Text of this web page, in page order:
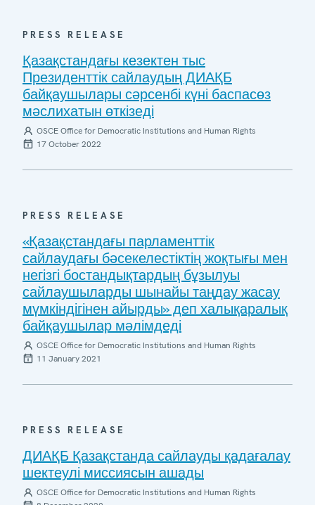
PRESS RELEASE
Қазақстандағы кезектен тыс
Президенттік сайлаудың ДИАҚБ
байқаушылары сәрсенбі күні баспасөз
мәслихатын өткізеді
OSCE Office for Democratic Institutions and Human Rights
17 October 2022
PRESS RELEASE
«Қазақстандағы парламенттік
сайлаудағы бәсекелестіктің жоқтығы мен
негізгі бостандықтардың бұзылуы
сайлаушыларды шынайы таңдау жасау
мүмкіндігінен айырды» деп халықаралық
байқаушылар мәлімдеді
OSCE Office for Democratic Institutions and Human Rights
11 January 2021
PRESS RELEASE
ДИАҚБ Қазақстанда сайлауды қадағалау
шектеулі миссиясын ашады
OSCE Office for Democratic Institutions and Human Rights